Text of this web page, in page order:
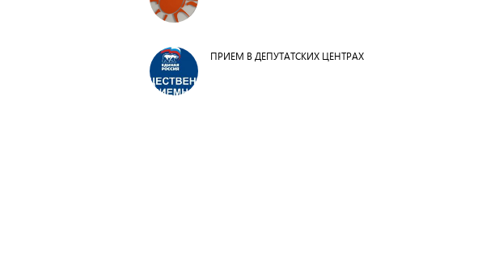
ПРИЕМ В ДЕПУТАТСКИХ ЦЕНТРАХ